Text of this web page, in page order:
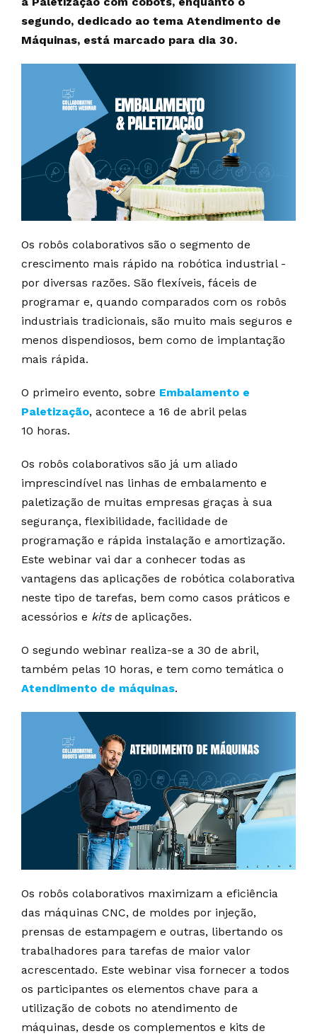
segundo, dedicado ao tema Atendimento de
Máquinas, está marcado para dia 30.
Os robôs colaborativos são o segmento de
crescimento mais rápido na robótica industrial -
por diversas razões. São flexíveis, fáceis de
programar e, quando comparados com os robôs
industriais tradicionais, são muito mais seguros e
menos dispendiosos, bem como de implantação
mais rápida.
O primeiro evento, sobre Embalamento e
Paletização, acontece a 16 de abril pelas
10 horas.
Os robôs colaborativos são já um aliado
imprescindível nas linhas de embalamento e
paletização de muitas empresas graças à sua
segurança, flexibilidade, facilidade de
programação e rápida instalação e amortização.
Este webinar vai dar a conhecer todas as
vantagens das aplicações de robótica colaborativa
neste tipo de tarefas, bem como casos práticos e
acessórios e kits de aplicações.
O segundo webinar realiza-se a 30 de abril,
também pelas 10 horas, e tem como temática o
Atendimento de máquinas.
Os robôs colaborativos maximizam a eficiência
das máquinas CNC, de moldes por injeção,
prensas de estampagem e outras, libertando os
trabalhadores para tarefas de maior valor
acrescentado. Este webinar visa fornecer a todos
os participantes os elementos chave para a
utilização de cobots no atendimento de
máquinas, desde os complementos e kits de